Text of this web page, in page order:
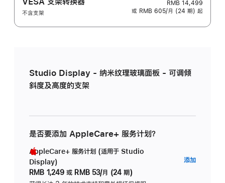
不含支架
RMB 14,499
或 RMB 605/月 (24 期) 起
Studio Display - 纳米纹理玻璃面板 - 可调倾
斜度及高度的支架
是否要添加 AppleCare+ 服务计划？
AppleCare+ 服务计划 (适用于 Studio
Display)
RMB 1,249 或 RMB 53/月 (24 期)
添加